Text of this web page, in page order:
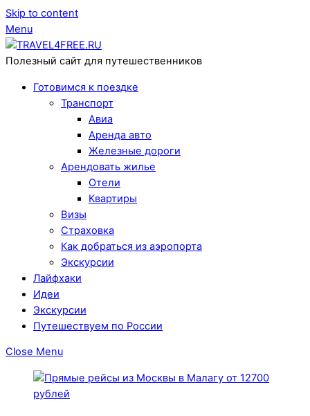
Skip to content
Menu
Полезный сайт для путешественников
Готовимся к поездке
Транспорт
Авиа
Аренда авто
Железные дороги
Арендовать жилье
Отели
Квартиры
Визы
Страховка
Как добраться из аэропорта
Экскурсии
Лайфхаки
Идеи
Экскурсии
Путешествуем по России
Close Menu